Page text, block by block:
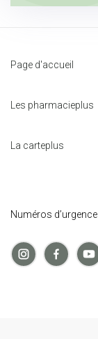
Page d'accueil
Les pharmacieplus
La carteplus
Numéros d’urgence